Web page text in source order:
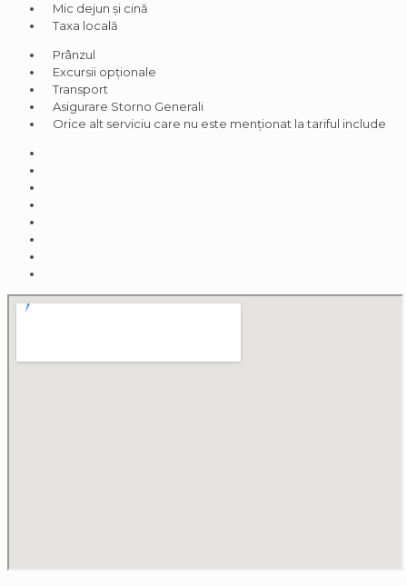
Mic dejun și cină
Taxa locală
Prânzul
Excursii opționale
Transport
Asigurare Storno Generali
Orice alt serviciu care nu este menționat la tariful include